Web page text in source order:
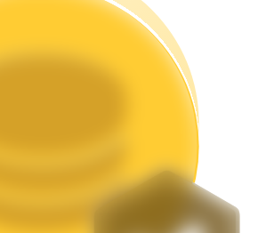
заработка популярных токенов